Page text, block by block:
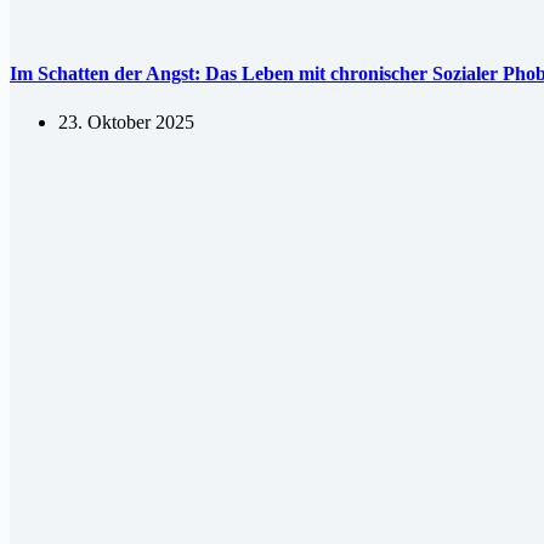
Im Schatten der Angst: Das Leben mit chronischer Sozialer
23. Oktober 2025